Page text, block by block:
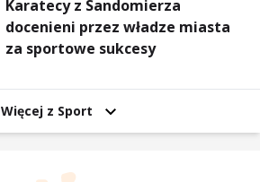
Karatecy z Sandomierza
docenieni przez władze miasta
za sportowe sukcesy
Więcej z Sport